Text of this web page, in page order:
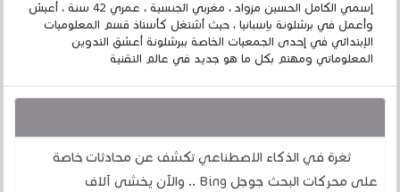
إسمي الكامل الحسين مزواد ، مغربي الجنسية ، عمري 42 سنة ، أعيش
وأعمل في برشلونة بإسبانيا ، حيث أشتغل كأستاذ قسم المعلوميات
الإبتدائي في إحدى الجمعيات الخاصة ببرشلونة أعشق التدوين
المعلوماتي ومهتم بكل ما هو جديد في عالم التقنية
ثغرة في الذكاء الاصطناعي تكشف عن محادثات خاصة
على محركات البحث جوجل Bing .. والآن يخشى آلاف